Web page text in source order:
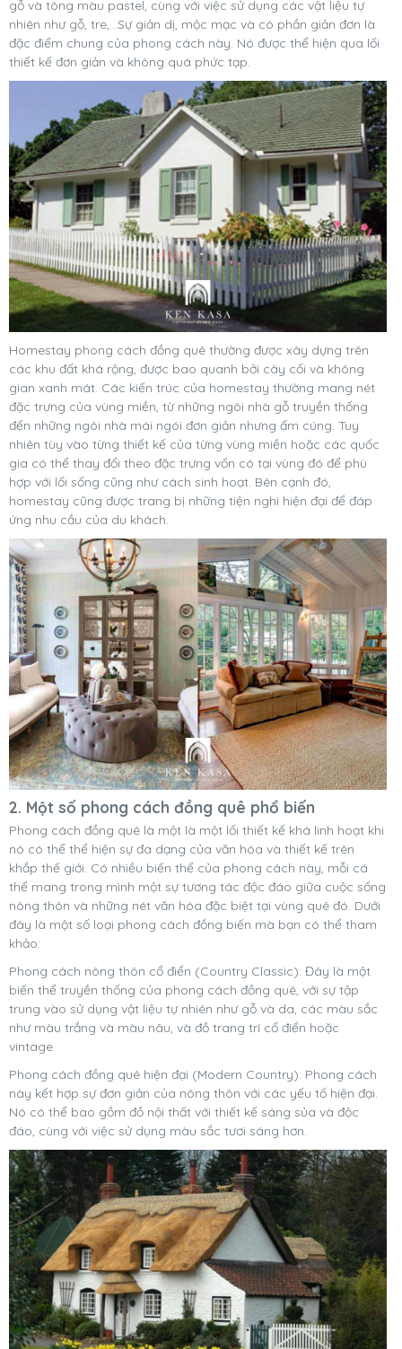
gỗ và tông màu pastel, cùng với việc sử dụng các vật liệu tự
nhiên như gỗ, tre,...Sự giản dị, mộc mạc và có phần giản đơn là
đặc điểm chung của phong cách này. Nó được thể hiện qua lối
thiết kế đơn giản và không quá phức tạp.
Homestay phong cách đồng quê thường được xây dựng trên
các khu đất khá rộng, được bao quanh bởi cây cối và không
gian xanh mát. Các kiến trúc của homestay thường mang nét
đặc trưng của vùng miền, từ những ngôi nhà gỗ truyền thống
đến những ngôi nhà mái ngói đơn giản nhưng ấm cúng. Tuy
nhiên tùy vào từng thiết kế của từng vùng miền hoặc các quốc
gia có thể thay đổi theo đặc trưng vốn có tại vùng đó để phù
hợp với lối sống cũng như cách sinh hoạt. Bên cạnh đó,
homestay cũng được trang bị những tiện nghi hiện đại để đáp
ứng nhu cầu của du khách.
2. Một số phong cách đồng quê phổ biến
Phong cách đồng quê là một là một lối thiết kế khá linh hoạt khi
nó có thể thể hiện sự đa dạng của văn hóa và thiết kế trên
khắp thế giới. Có nhiều biến thể của phong cách này, mỗi cá
thể mang trong mình một sự tương tác độc đáo giữa cuộc sống
nông thôn và những nét văn hóa đặc biệt tại vùng quê đó. Dưới
đây là một số loại phong cách đồng biến mà bạn có thể tham
khảo:
Phong cách nông thôn cổ điển (Country Classic): Đây là một
biến thể truyền thống của phong cách đồng quê, với sự tập
trung vào sử dụng vật liệu tự nhiên như gỗ và da, các màu sắc
như màu trắng và màu nâu, và đồ trang trí cổ điển hoặc
vintage.
Phong cách đồng quê hiện đại (Modern Country): Phong cách
này kết hợp sự đơn giản của nông thôn với các yếu tố hiện đại.
Nó có thể bao gồm đồ nội thất với thiết kế sáng sủa và độc
đáo, cùng với việc sử dụng màu sắc tươi sáng hơn.